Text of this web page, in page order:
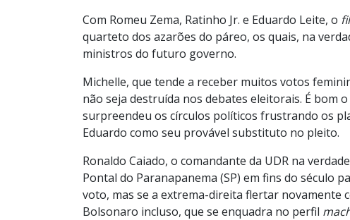
Com Romeu Zema, Ratinho Jr. e Eduardo Leite, o
quarteto dos azarões do páreo, os quais, na
ministros do futuro governo.
Michelle, que tende a receber muitos votos
não seja destruída nos debates eleitorais. É bom
surpreendeu os círculos políticos frustrando os
Eduardo como seu provável substituto no pleito.
Ronaldo Caiado, o comandante da UDR na
Pontal do Paranapanema (SP) em fins do século
voto, mas se a extrema-direita flertar novamente
Bolsonaro incluso, que se enquadra no perfil